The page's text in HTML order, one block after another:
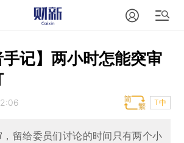
手记】两小时怎能突审
T中
留给委员们讨论的时间只有两个小